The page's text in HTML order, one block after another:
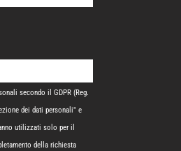
secondo il GDPR (Reg.
dei dati personali" e
utilizzati solo per il
della richiesta